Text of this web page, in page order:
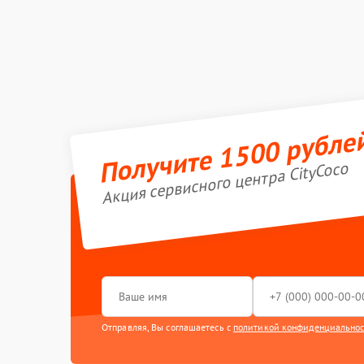
Получите 1500
Акция сервисного центра CityCoco
Отправляя, Вы соглашаетесь с политикой